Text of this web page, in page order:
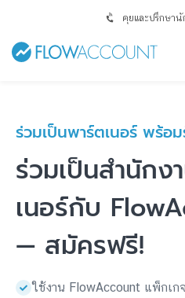
คุยและปรึกษา
ร่วมเป็นพาร์ตเนอร์ พร้อ
ร่วมเป็นสำนักง
เนอร์กับ
— สมัครฟรี!
ใช้งาน FlowAccount แพ็กเก